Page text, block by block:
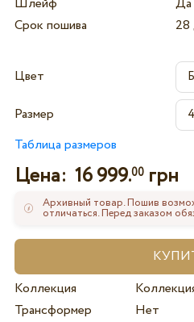
Срок пошива
28
Цвет
Размер
Таблица размеров
Цена: 16 999.00грн
Архивный товар. Пошив
отличаться. Перед заказом
Коллекция
Трансформер
Нет